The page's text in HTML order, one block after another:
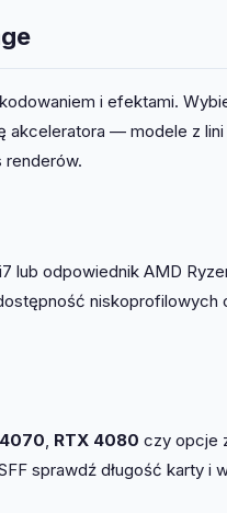
i efektami.
akceleratora — modele z
lub odpowiednik AMD
niskoprofilowych
, RTX 4080 czy opcje
sprawdź długość karty i